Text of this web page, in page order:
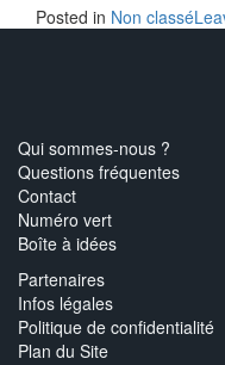
Posted in Non classé
Qui sommes-nous ?
Questions fréquentes
Contact
Numéro vert
Boîte à idées
Partenaires
Infos légales
Politique de confidentialité
Plan du Site